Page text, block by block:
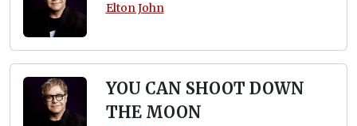
Elton John
YOU CAN SHOOT DOWN
THE MOON